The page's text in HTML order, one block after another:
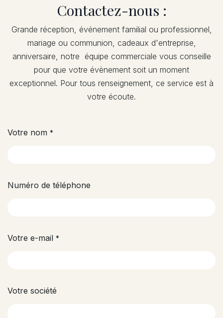
Contactez-nous :
Grande réception, événement familial ou professionnel,
mariage ou communion, cadeaux d'entreprise,
anniversaire, notre équipe commerciale vous conseille
pour que votre évènement soit un moment
exceptionnel. Pour tous renseignement, ce service est à
votre écoute.
Votre nom *
Numéro de téléphone
Votre e-mail *
Votre société